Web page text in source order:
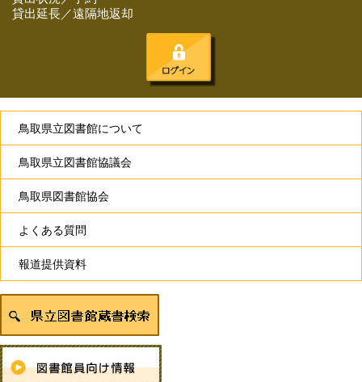
貸出延長／遠隔地返却
鳥取県立図書館について
鳥取県立図書館協議会
鳥取県図書館協会
よくある質問
報道提供資料